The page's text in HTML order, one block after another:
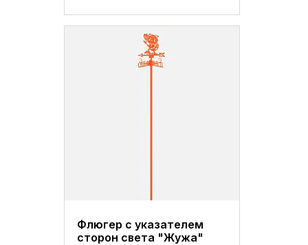
Флюгер с указателем
сторон света "Жужа"